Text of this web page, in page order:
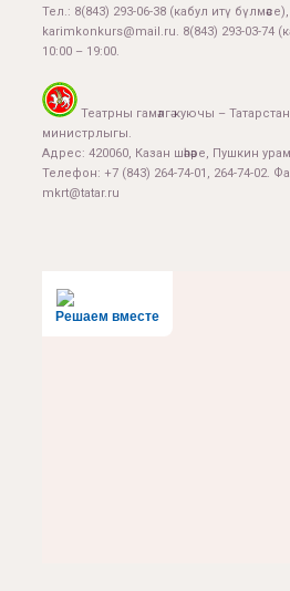
Тел.: 8(843) 293-06-38 (кабул итү
karimkonkurs@mail.ru. 8(843) 293-03-74
10:00 – 19:00.
Театрны гамәлгә куючы –
министрлыгы.
Адрес: 420060, Казан шәһәре, Пушкин
Телефон: +7 (843) 264-74-01, 264-74-02.
mkrt@tatar.ru
Решаем вместе